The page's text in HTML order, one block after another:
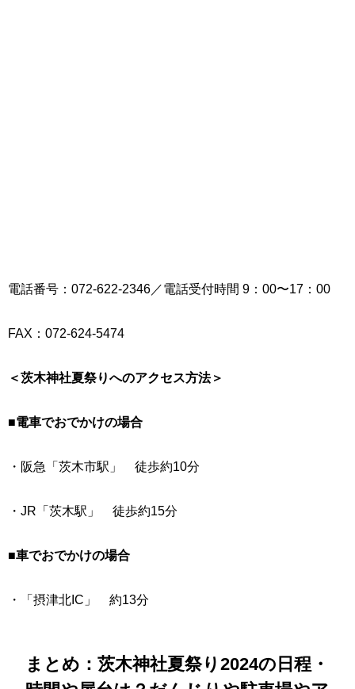
電話番号：072-622-2346／電話受付時間 9：00〜17：00
FAX：072-624-5474
＜茨木神社夏祭りへのアクセス方法＞
■電車でおでかけの場合
・阪急「茨木市駅」 徒歩約10分
・JR「茨木駅」 徒歩約15分
■車でおでかけの場合
・「摂津北IC」 約13分
まとめ：茨木神社夏祭り2024の日程・